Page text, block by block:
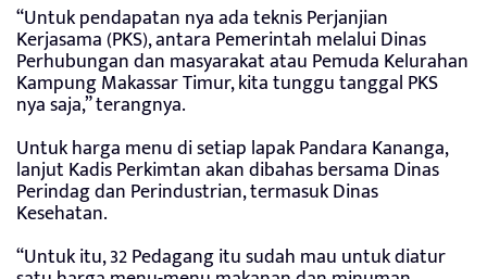
“Untuk pendapatan nya ada teknis Perjanjian
Kerjasama (PKS), antara Pemerintah melalui Dinas
Perhubungan dan masyarakat atau Pemuda Kelurahan
Kampung Makassar Timur, kita tunggu tanggal PKS
nya saja,” terangnya.
Untuk harga menu di setiap lapak Pandara Kananga,
lanjut Kadis Perkimtan akan dibahas bersama Dinas
Perindag dan Perindustrian, termasuk Dinas
Kesehatan.
“Untuk itu, 32 Pedagang itu sudah mau untuk diatur